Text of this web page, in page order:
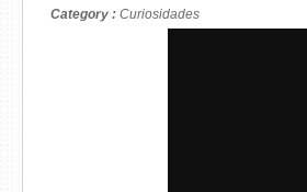
Category : Curiosidades